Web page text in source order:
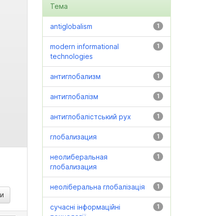
Тема
1
antiglobalism
1
modern informational
technologies
1
антиглобализм
1
антиглобалізм
1
антиглобалістський рух
1
глобализация
1
неолиберальная
глобализация
1
неоліберальна глобалізація
1
сучасні інформаційні